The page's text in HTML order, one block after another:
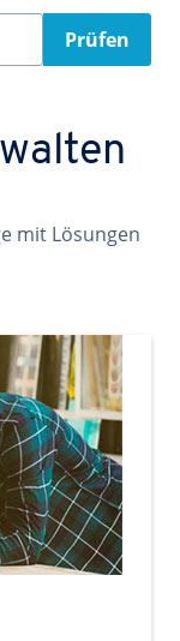
Prüfen
mit Lösungen